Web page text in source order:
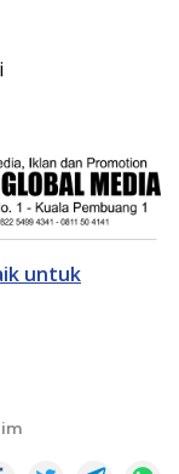
untuk